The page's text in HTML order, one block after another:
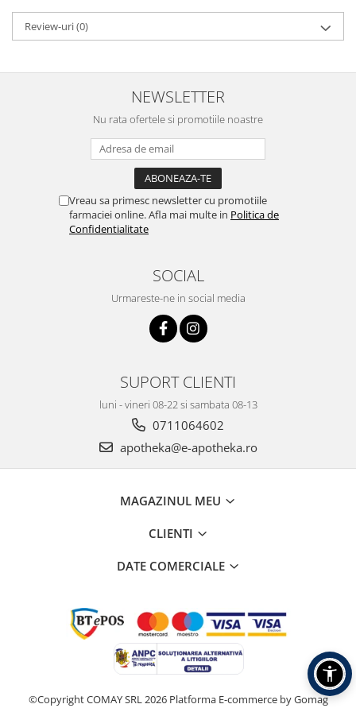
Review-uri(0)
NEWSLETTER
Nu rata ofertele si promotiile noastre
Vreau sa primesc newsletter cu promotiile
farmaciei online. Afla mai multe in Politica de
Confidentialitate
SOCIAL
Urmareste-ne in social media
SUPORT CLIENTI
luni - vineri 08-22 si sambata 08-13
0711064602
apotheka@e-apotheka.ro
MAGAZINUL MEU
CLIENTI
DATE COMERCIALE
©Copyright COMAY SRL 2026 Platforma E-commerce by Gomag